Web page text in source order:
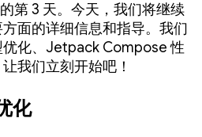
第 3 天。今天，我们将继续
面的详细信息和指导。我们
化、Jetpack Compose 性
我们立刻开始吧！
化